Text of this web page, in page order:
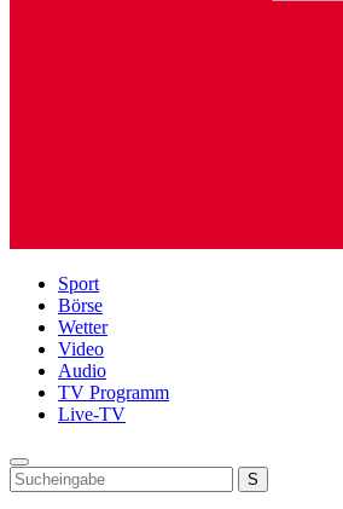
Sport
Börse
Wetter
Video
Audio
TV Programm
Live-TV